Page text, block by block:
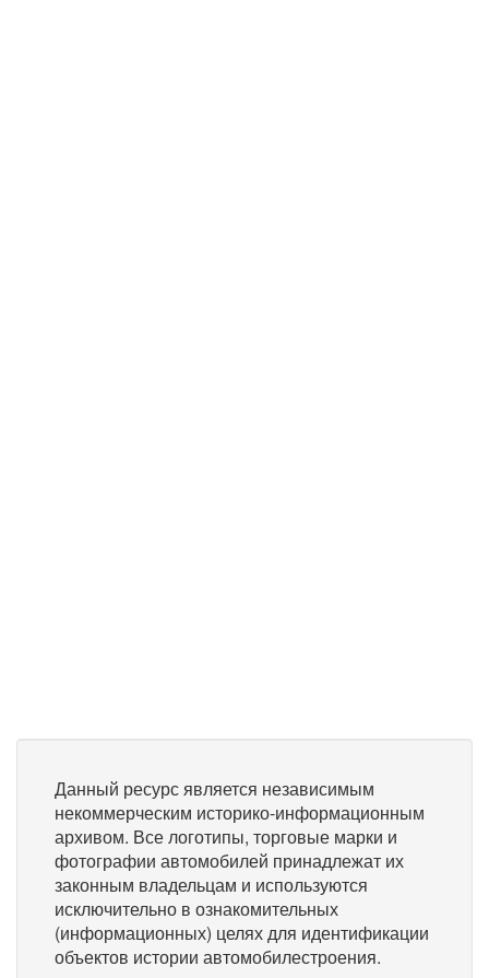
Данный ресурс является независимым
некоммерческим историко-информационным
архивом. Все логотипы, торговые марки и
фотографии автомобилей принадлежат их
законным владельцам и используются
исключительно в ознакомительных
(информационных) целях для идентификации
объектов истории автомобилестроения.